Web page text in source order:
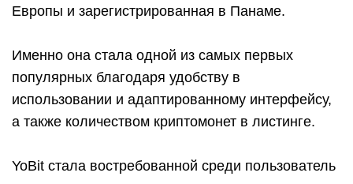
Европы и зарегистрированная в Панаме.
Именно она стала одной из самых первых
популярных благодаря удобству в
использовании и адаптированному интерфейсу,
а также количеством криптомонет в листинге.
YoBit стала востребованной среди пользователь